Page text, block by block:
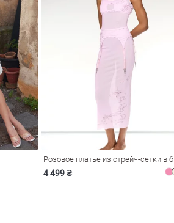
4 499 ₴